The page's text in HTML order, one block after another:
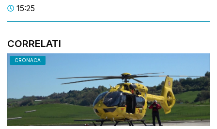
15:25
CORRELATI
CRONACA